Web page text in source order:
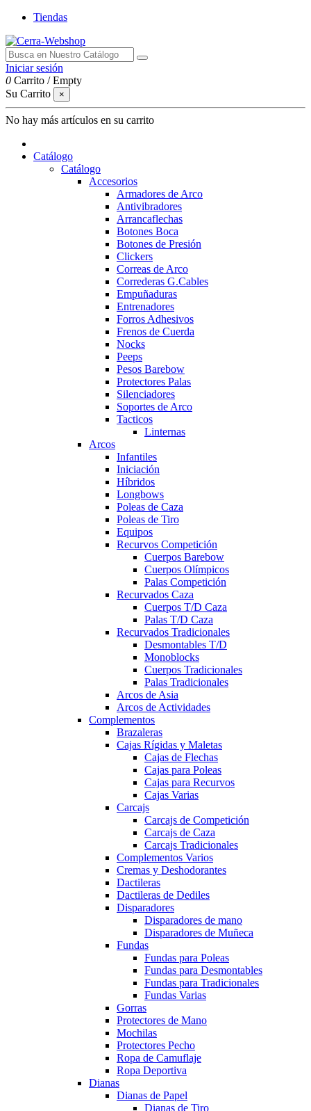
Tiendas
Iniciar sesión
0 Carrito /Empty
Su Carrito
×
No hay más artículos en su carrito
Catálogo
Catálogo
Accesorios
Armadores de Arco
Antivibradores
Arrancaflechas
Botones Boca
Botones de Presión
Clickers
Correas de Arco
Correderas G.Cables
Empuñaduras
Entrenadores
Forros Adhesivos
Frenos de Cuerda
Nocks
Peeps
Pesos Barebow
Protectores Palas
Silenciadores
Soportes de Arco
Tacticos
Linternas
Arcos
Infantiles
Iniciación
Híbridos
Longbows
Poleas de Caza
Poleas de Tiro
Equipos
Recurvos Competición
Cuerpos Barebow
Cuerpos Olímpicos
Palas Competición
Recurvados Caza
Cuerpos T/D Caza
Palas T/D Caza
Recurvados Tradicionales
Desmontables T/D
Monoblocks
Cuerpos Tradicionales
Palas Tradicionales
Arcos de Asia
Arcos de Actividades
Complementos
Brazaleras
Cajas Rígidas y Maletas
Cajas de Flechas
Cajas para Poleas
Cajas para Recurvos
Cajas Varias
Carcajs
Carcajs de Competición
Carcajs de Caza
Carcajs Tradicionales
Complementos Varios
Cremas y Deshodorantes
Dactileras
Dactileras de Dediles
Disparadores
Disparadores de mano
Disparadores de Muñeca
Fundas
Fundas para Poleas
Fundas para Desmontables
Fundas para Tradicionales
Fundas Varias
Gorras
Protectores de Mano
Mochilas
Protectores Pecho
Ropa de Camuflaje
Ropa Deportiva
Dianas
Dianas de Papel
Dianas de Tiro